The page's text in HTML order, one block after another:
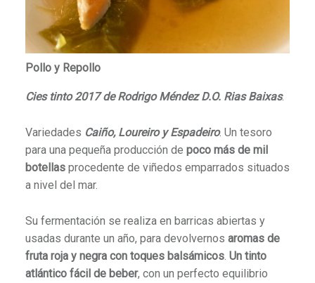
Pollo y Repollo
Cies tinto 2017 de Rodrigo Méndez D.O. Rias Baixas.
Variedades Caiño, Loureiro y Espadeiro. Un tesoro
para una pequeña producción de poco más de mil
botellas procedente de viñedos emparrados situados
a nivel del mar.
Su fermentación se realiza en barricas abiertas y
usadas durante un año, para devolvernos aromas de
fruta roja y negra con toques balsámicos. Un tinto
atlántico fácil de beber, con un perfecto equilibrio